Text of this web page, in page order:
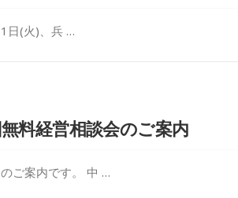
日(火)、兵 …
料経営相談会のご案内
ご案内です。 中 …